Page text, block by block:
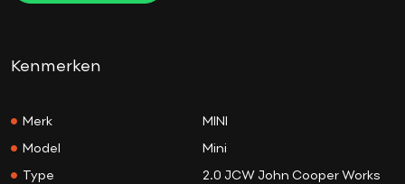
Kenmerken
Merk MINI
Model Mini
Type
2.0 JCW John Cooper Works